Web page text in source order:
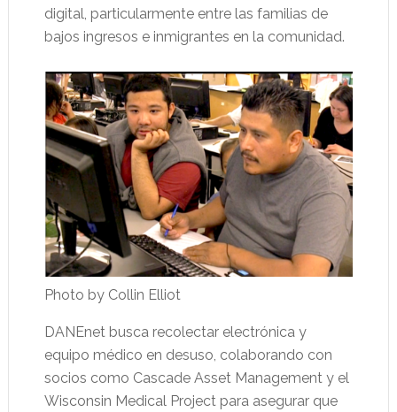
digital, particularmente entre las familias de
bajos ingresos e inmigrantes en la comunidad.
Photo by Collin Elliot
DANEnet busca recolectar electrónica y
equipo médico en desuso, colaborando con
socios como Cascade Asset Management y el
Wisconsin Medical Project para asegurar que